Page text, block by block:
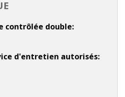
contrôlée double
d'entretien autorisés